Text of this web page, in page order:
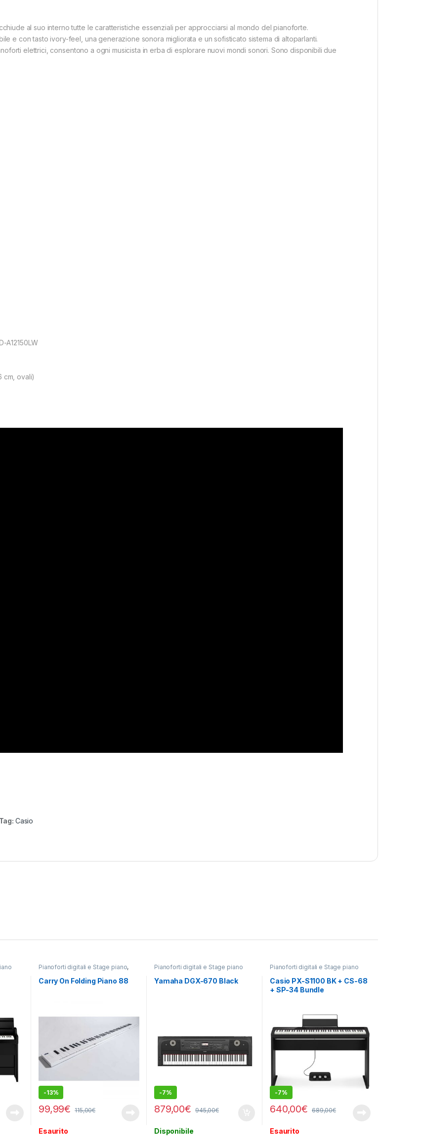
al suo interno tutte le caratteristiche essenziali per approcciarsi al mondo del pianoforte.
e con tasto ivory-feel, una generazione sonora migliorata e un sofisticato sistema di altoparlanti.
elettrici, consentono a ogni musicista in erba di esplorare nuovi mondi sonori. Sono disponibili due
A12150LW
cm, ovali)
Tag: Casio
Pianoforti digitali e Stage piano,
Carry On Folding Piano 88
-13%
99,99€ 115,00€
Esaurito
Pianoforti digitali e Stage piano
Yamaha DGX-670 Black
-7%
879,00€ 945,00€
Disponibile
Pianoforti digitali e Stage piano
Casio PX-S1100 BK + CS-68
+ SP-34 Bundle
-7%
640,00€ 689,00€
Esaurito